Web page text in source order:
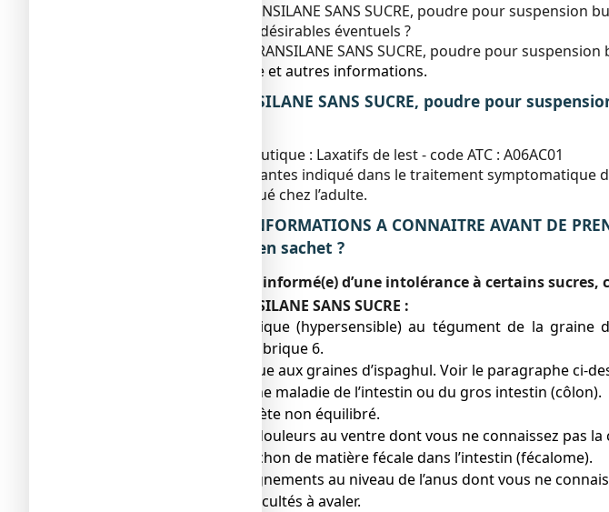
3. Comment prendre TRANSILANE SANS SUCRE, poudre pour suspension
4. Quels sont les effets indésirables éventuels ?
5. Comment conserver TRANSILANE SANS SUCRE, poudre pour
6. Contenu de l’emballage et autres informations.
1. QU’EST-CE QUE TRANSILANE SANS SUCRE, poudre pour
Classe pharmacothérapeutique : Laxatifs de lest - code ATC : A06AC01
Médicament à base de plantes indiqué dans le traitement symptomatique
Ce médicament est indiqué chez l’adulte.
2. QUELLES SONT LES INFORMATIONS A CONNAITRE AVANT DE
édulcorée à l'aspartam en sachet ?
Si votre médecin vous a informé(e) d’une intolérance à certains
Ne prenez jamais TRANSILANE SANS SUCRE :
● Si vous êtes allergique (hypersensible) au tégument de la graine
mentionnés dans la rubrique 6.
● Si vous êtes allergique aux graines d’ispaghul. Voir le paragraphe ci-
● Si vous souffrez d’une maladie de l’intestin ou du gros intestin (côlon).
● Si vous avez un diabète non équilibré.
● Si vous souffrez de douleurs au ventre dont vous ne connaissez pas la
● Si vous avez un bouchon de matière fécale dans l’intestin (fécalome).
● Si vous avez des saignements au niveau de l’anus dont vous ne
● Si vous avez des difficultés à avaler.